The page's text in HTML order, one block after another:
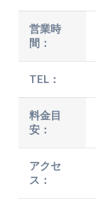
営業時
間：
TEL：
料金目
安：
アクセ
ス：